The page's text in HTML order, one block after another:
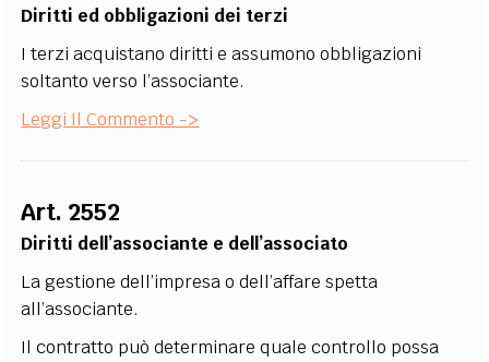
Diritti ed obbligazioni dei terzi
I terzi acquistano diritti e assumono obbligazioni
soltanto verso l’associante.
Leggi Il Commento ->
Art. 2552
Diritti dell’associante e dell’associato
La gestione dell’impresa o dell’affare spetta
all’associante.
Il contratto può determinare quale controllo possa